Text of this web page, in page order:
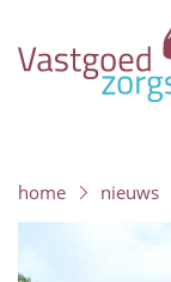
home nieuws